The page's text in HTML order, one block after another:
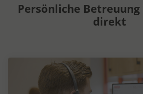
Persönliche
direkt